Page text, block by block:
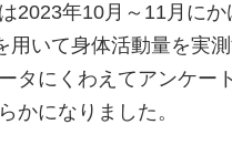
年10月～11月に
いて身体活動量を実
にくわえてアンケー
かになりました。